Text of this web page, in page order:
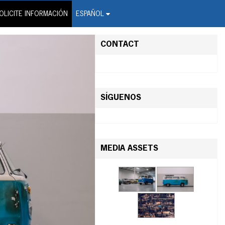
INFORMACIÓN ESPAÑOL
Wire Service
CONTACT
SÍGUENOS
MEDIA ASSETS